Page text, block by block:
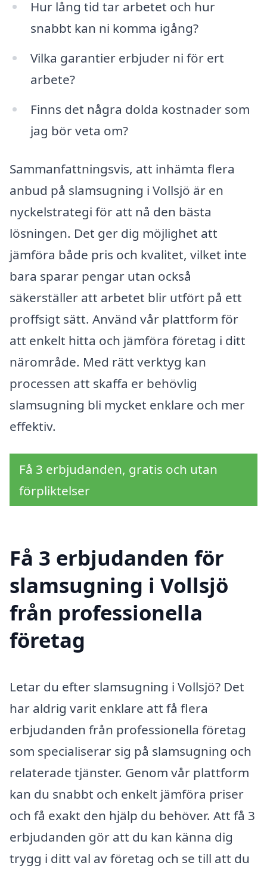
Hur lång tid tar arbetet och hur
snabbt kan ni komma igång?
Vilka garantier erbjuder ni för ert
arbete?
Finns det några dolda kostnader som
jag bör veta om?
Sammanfattningsvis, att inhämta flera
anbud på slamsugning i Vollsjö är en
nyckelstrategi för att nå den bästa
lösningen. Det ger dig möjlighet att
jämföra både pris och kvalitet, vilket inte
bara sparar pengar utan också
säkerställer att arbetet blir utfört på ett
proffsigt sätt. Använd vår plattform för
att enkelt hitta och jämföra företag i ditt
närområde. Med rätt verktyg kan
processen att skaffa er behövlig
slamsugning bli mycket enklare och mer
effektiv.
Få 3 erbjudanden, gratis och utan
förpliktelser
Få 3 erbjudanden för
slamsugning i Vollsjö
från professionella
företag
Letar du efter slamsugning i Vollsjö? Det
har aldrig varit enklare att få flera
erbjudanden från professionella företag
som specialiserar sig på slamsugning och
relaterade tjänster. Genom vår plattform
kan du snabbt och enkelt jämföra priser
och få exakt den hjälp du behöver. Att få 3
erbjudanden gör att du kan känna dig
trygg i ditt val av företag och se till att du